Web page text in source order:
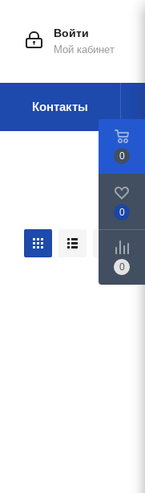
Войти
Мой кабинет
Контакты
0
0
0